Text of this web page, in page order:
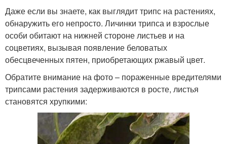
Даже если вы знаете, как выглядит трипс на растениях,
обнаружить его непросто. Личинки трипса и взрослые
особи обитают на нижней стороне листьев и на
соцветиях, вызывая появление беловатых
обесцвеченных пятен, приобретающих ржавый цвет.
Обратите внимание на фото – пораженные вредителями
трипсами растения задерживаются в росте, листья
становятся хрупкими: